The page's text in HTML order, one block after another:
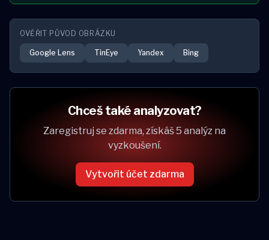
OVĚŘIT PŮVOD OBRÁZKU
Google Lens TinEye Yandex Bing
Chceš také analyzovat?
Zaregistruj se zdarma, získáš 5 analýz na
vyzkoušení.
Vytvořit účet zdarma